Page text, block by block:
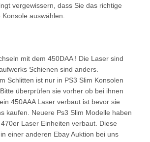
vergewissern, dass Sie das richtige
auswählen.
mit dem 450DAA ! Die Laser sind
Schienen sind anders.
Schlitten ist nur in PS3 Slim Konsolen
überprüfen sie vorher ob bei ihnen
450AAA Laser verbaut ist bevor sie
kaufen. Neuere Ps3 Slim Modelle haben
Laser Einheiten verbaut. Diese
einer anderen Ebay Auktion bei uns